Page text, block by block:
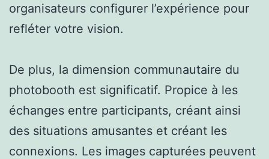
organisateurs configurer l’expérience pour
refléter votre vision.
De plus, la dimension communautaire du
photobooth est significatif. Propice à les
échanges entre participants, créant ainsi
des situations amusantes et créant les
connexions. Les images capturées peuvent